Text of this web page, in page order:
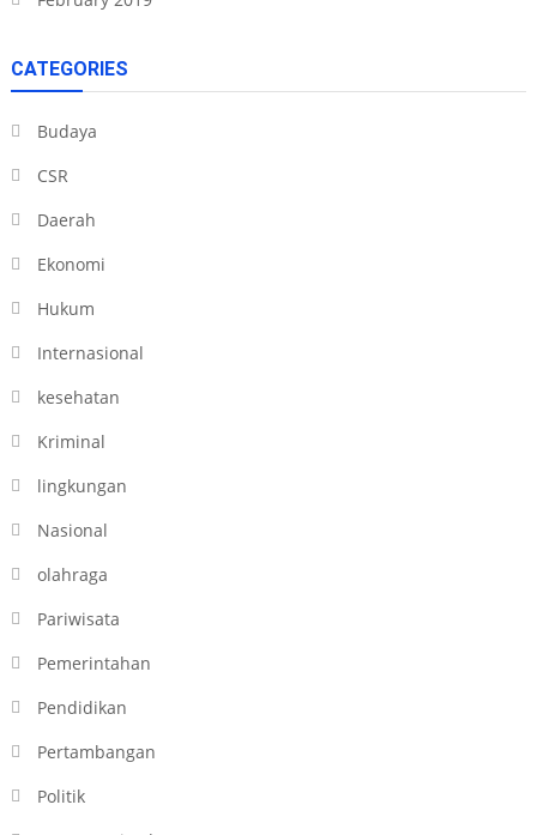
CATEGORIES
Budaya
CSR
Daerah
Ekonomi
Hukum
Internasional
kesehatan
Kriminal
lingkungan
Nasional
olahraga
Pariwisata
Pemerintahan
Pendidikan
Pertambangan
Politik